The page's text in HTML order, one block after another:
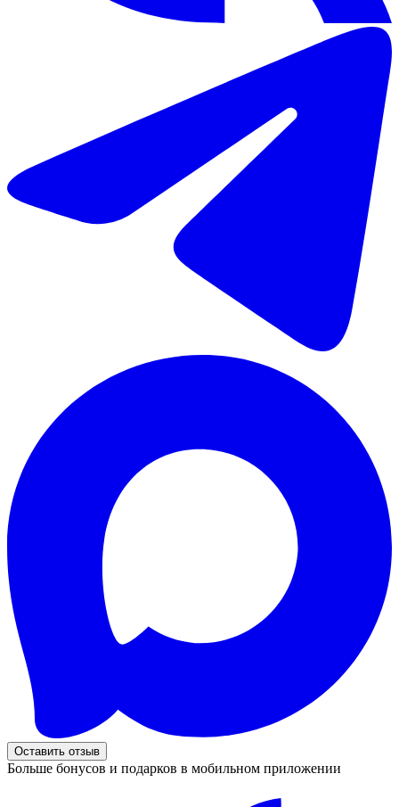
Оставить отзыв
Больше бонусов и подарков в мобильном приложении